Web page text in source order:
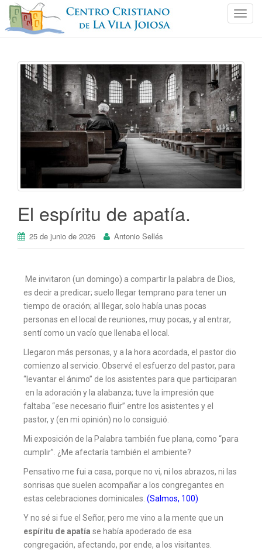
C
a
r
n
a
v
e
g
a
c
El espíritu de apatía.
25 de junio de 2026 Antonio Sellés
Me invitaron (un domingo) a compartir la palabra de Dios,
es decir a predicar; suelo llegar temprano para tener un
tiempo de oración; al llegar, solo había unas pocas
personas en el local de reuniones, muy pocas, y al entrar,
sentí como un vacío que llenaba el local.
Llegaron más personas, y a la hora acordada, el pastor dio
comienzo al servicio. Observé el esfuerzo del pastor, para
“levantar el ánimo” de los asistentes para que participaran
en la adoración y la alabanza; tuve la impresión que
faltaba “ese necesario fluir” entre los asistentes y el
pastor, y (en mi opinión) no lo consiguió.
Mi exposición de la Palabra también fue plana, como “para
cumplir”. ¿Me afectaría también el ambiente?
Pensativo me fui a casa, porque no vi, ni los abrazos, ni las
sonrisas que suelen acompañar a los congregantes en
estas celebraciones dominicales. (Salmos, 100)
Y no sé si fue el Señor, pero me vino a la mente que un
espíritu de apatía se había apoderado de esa
congregación, afectando, por ende, a los visitantes.